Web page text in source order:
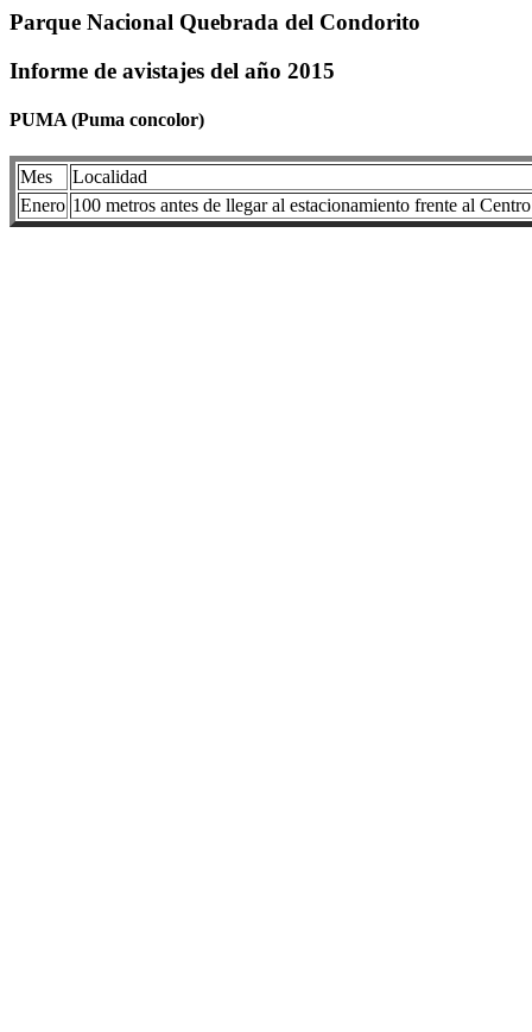
Parque Nacional Quebrada del Condorito
Informe de avistajes del año 2015
PUMA (Puma concolor)
Mes
Localidad
Enero 100 metros antes de llegar al estacionamiento frente al